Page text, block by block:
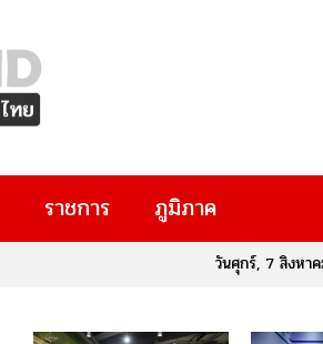
ราชการ ภูมิภาค
วันศุกร์, 7 สิงห